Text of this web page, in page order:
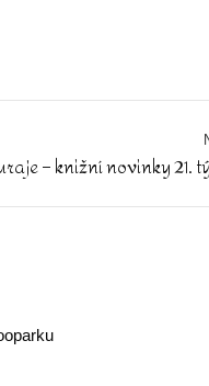
– knižní novinky 21.